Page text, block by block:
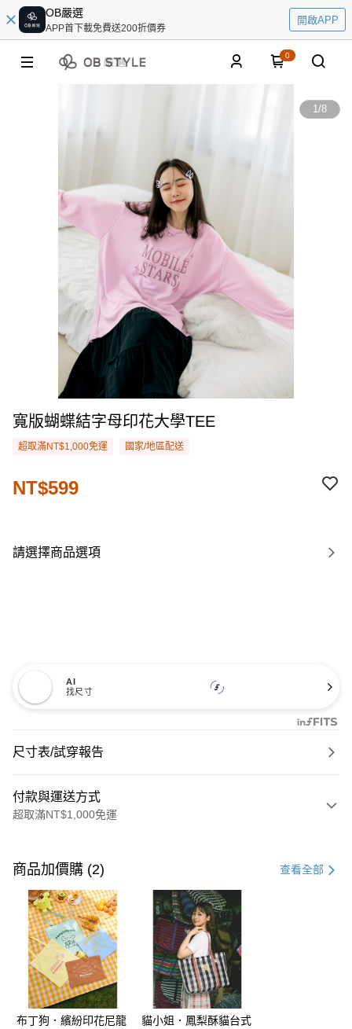
OB嚴選
APP首下載免費送200折價券
開啟APP
0
1/8
寬版蝴蝶結字母印花大學TEE
超取滿NT$1,000免運 國家/地區配送
NT$599
請選擇商品選項
AI
找尺寸
尺寸表/試穿報告
付款與運送方式
超取滿NT$1,000免運
信用卡一次付款
購物金
超商取貨付款
LINE Pay
街口支付
運送方式
商品加價購 (2) 查看全部
布丁狗．繽紛印花尼龍
貓小姐．鳳梨酥貓台式